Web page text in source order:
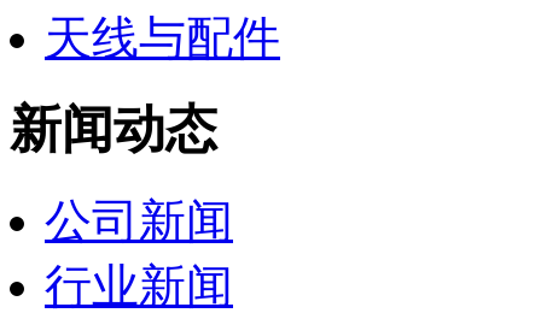
天线与配件
新闻动态
公司新闻
行业新闻